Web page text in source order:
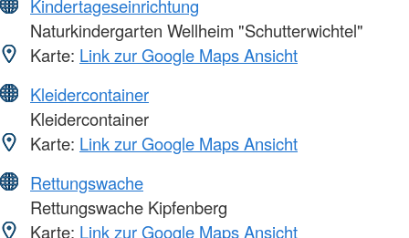
Kindertageseinrichtung
Naturkindergarten Wellheim "Schutterwichtel"
Karte: Link zur Google Maps Ansicht
Kleidercontainer
Kleidercontainer
Karte: Link zur Google Maps Ansicht
Rettungswache
Rettungswache Kipfenberg
Karte: Link zur Google Maps Ansicht